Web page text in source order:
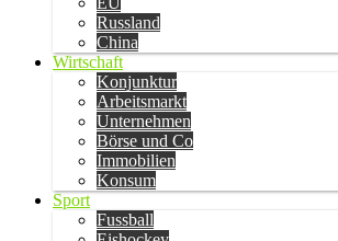
Russland
China
Wirtschaft
Konjunktur
Arbeitsmarkt
Unternehmen
Börse und Co
Immobilien
Konsum
Sport
Fussball